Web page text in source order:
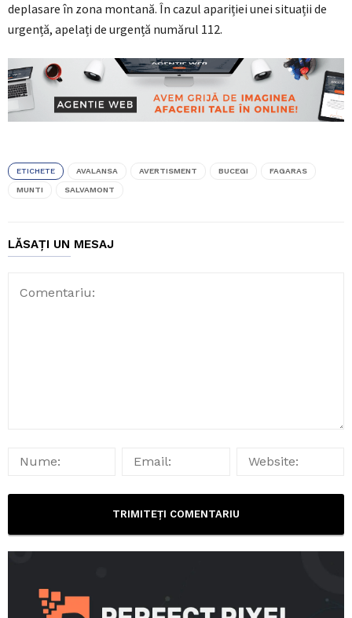
deplasare în zona montană. În cazul apariției unei situații de
urgență, apelați de urgență numărul 112.
ETICHETE AVALANSA AVERTISMENT BUCEGI FAGARAS
MUNTI SALVAMONT
LĂSAȚI UN MESAJ